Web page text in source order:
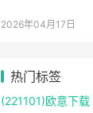
2026年04月17日
热门标签
(221101)欧意下载